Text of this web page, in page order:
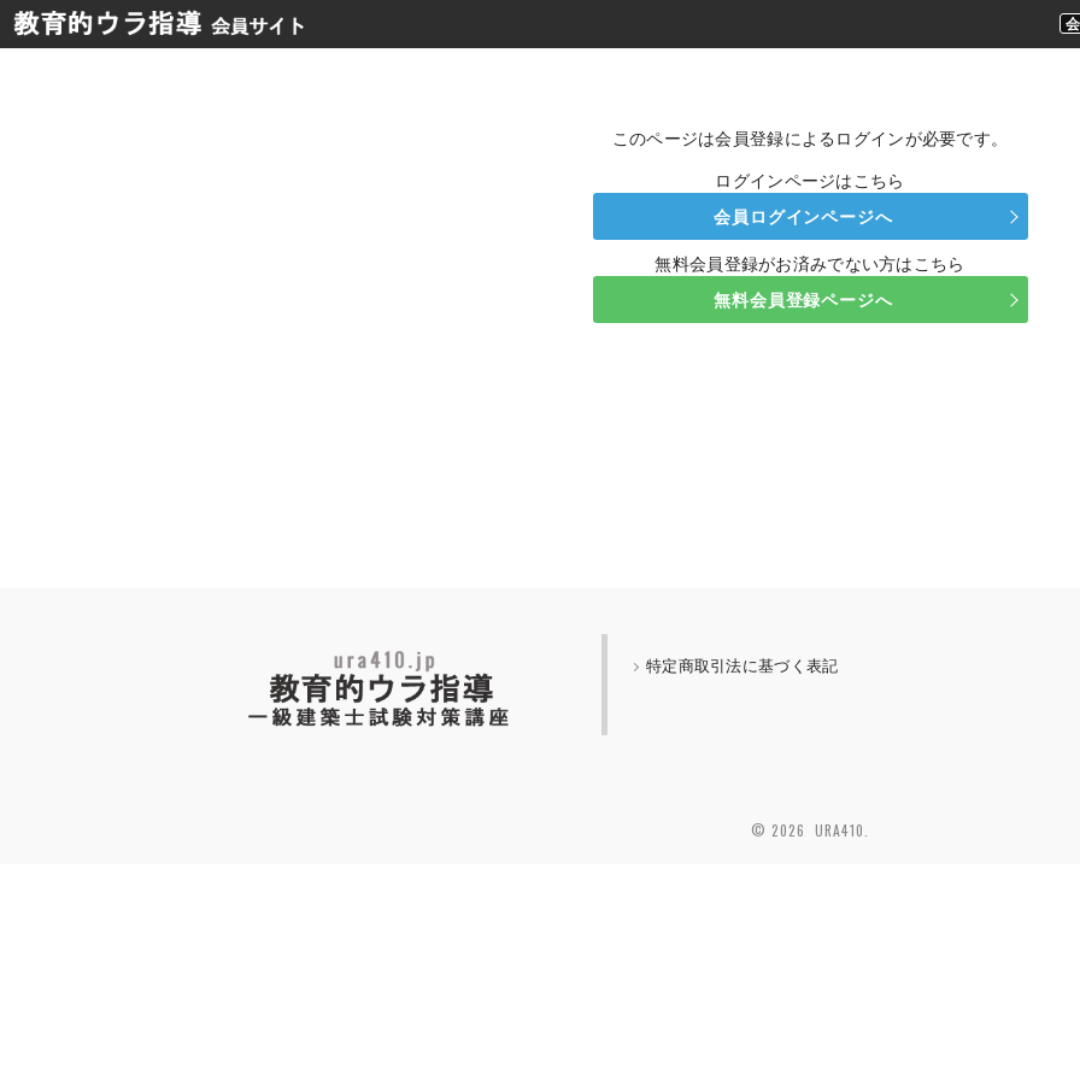
このページは会員登録によるログインが必要です。
ログインページはこちら
会員ログインページへ
無料会員登録がお済みでない方はこちら
無料会員登録ページへ
特定商取引法に基づく表記
© 2026 URA410.